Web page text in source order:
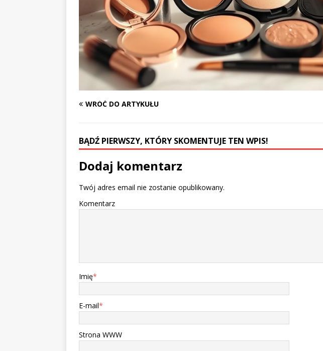
WRÓĆ DO ARTYKUŁU
BĄDŹ PIERWSZY, KTÓRY SKOMENTUJE TEN WPIS!
Dodaj komentarz
Twój adres email nie zostanie opublikowany.
Komentarz
Imię*
E-mail*
Strona WWW